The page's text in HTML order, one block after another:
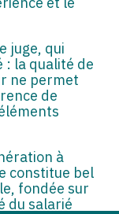
juge, qui
: la qualité de
ne permet
de
à
constitue bel
fondée sur
du salarié